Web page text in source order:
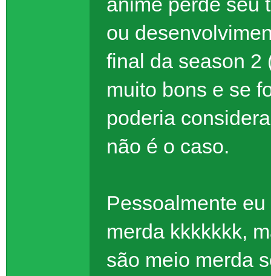
ou
final da season 2
muito bons e se
poderia
não é o caso.
Pessoalmente
merda kkkkkkk,
são meio merda